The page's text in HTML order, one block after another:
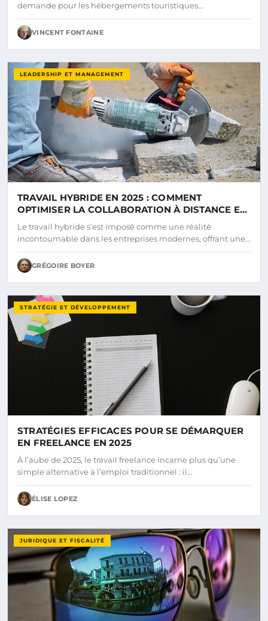
demande pour les hébergements touristiques…
VINCENT FONTAINE
LEADERSHIP ET MANAGEMENT
TRAVAIL HYBRIDE EN 2025 : COMMENT
OPTIMISER LA COLLABORATION À DISTANCE ET
EN PRÉSENTIEL ?
Le travail hybride s’est imposé comme une réalité
incontournable dans les entreprises modernes, offrant une…
GRÉGOIRE BOYER
STRATÉGIE ET DÉVELOPPEMENT
STRATÉGIES EFFICACES POUR SE DÉMARQUER
EN FREELANCE EN 2025
À l’aube de 2025, le travail freelance incarne plus qu’une
simple alternative à l’emploi traditionnel : il…
ÉLISE LOPEZ
JURIDIQUE ET FISCALITÉ